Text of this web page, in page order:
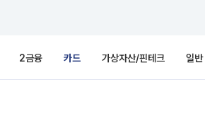
2금융 카드 가상자산/핀테크 일반